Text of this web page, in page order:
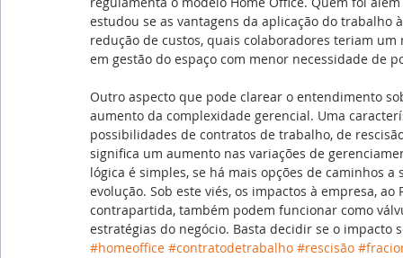
estudou se as vantagens da aplicação do
redução de custos, quais colaboradores teriam
em gestão do espaço com menor necessidade de
Outro aspecto que pode clarear o entendimento
aumento da complexidade gerencial. Uma
possibilidades de contratos de trabalho, de
significa um aumento nas variações de
lógica é simples, se há mais opções de caminhos
evolução. Sob este viés, os impactos à empresa,
contrapartida, também podem funcionar como
estratégias do negócio. Basta decidir se o impacto
#homeoffice #contratodetrabalho #rescisão